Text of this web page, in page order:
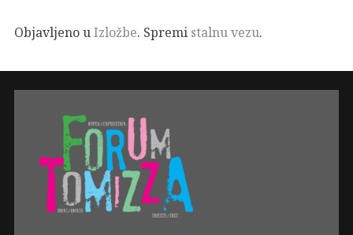
Objavljeno uIzložbe. Spremi stalnu vezu.